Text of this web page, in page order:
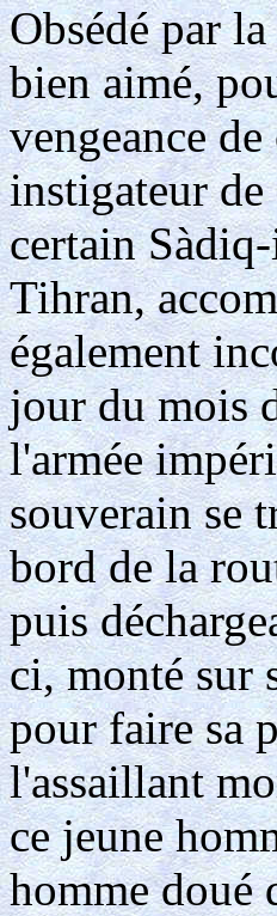
Obsédé par
bien aimé,
vengeance
instigateur
certain
Tihran,
également
jour du mois
l'armée
souverain se
bord de la
puis
ci, monté sur
pour faire sa
l'assaillant
ce jeune
homme doué